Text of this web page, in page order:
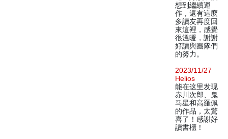
想到繼續運
作，還有這麼
多讀友再度回
來這裡，感覺
很溫暖，謝謝
好讀與團隊們
的努力。
2023/11/27
Helios
能在这里发现
赤川次郎、鬼
马星和高羅佩
的作品，太驚
喜了！感謝好
讀書櫃！